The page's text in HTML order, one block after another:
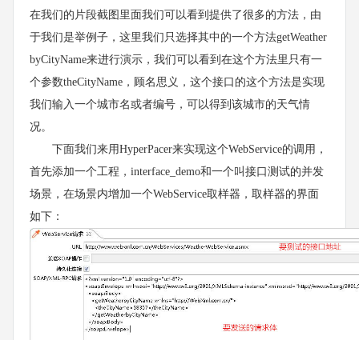
在我们的片段截图里面我们可以看到提供了很多的方法，由
于我们是举例子，这里我们只选择其中的一个方法getWeather
byCityName来进行演示，我们可以看到在这个方法里只有一
个参数theCityName，顾名思义，这个接口的这个方法是实现
我们输入一个城市名或者编号，可以得到该城市的天气情
况。
下面我们来用HyperPacer来实现这个WebService的调用，
首先添加一个工程，interface_demo和一个叫接口测试的并发
场景，在场景内增加一个WebService取样器，取样器的界面
如下：